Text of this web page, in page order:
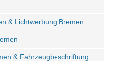
& Lichtwerbung Bremen
& Fahrzeugbeschriftung